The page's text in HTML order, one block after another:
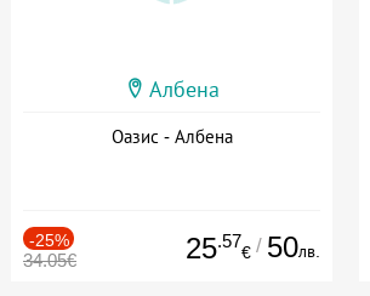
Албена
Оазис - Албена
-25%
34.05€ 25.57
€ / 50лв.